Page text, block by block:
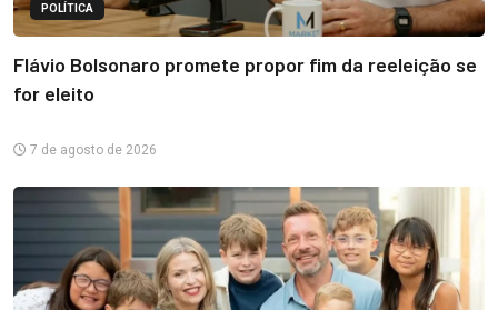
POLÍTICA
Flávio Bolsonaro promete propor fim da reeleição se
for eleito
7 de agosto de 2026